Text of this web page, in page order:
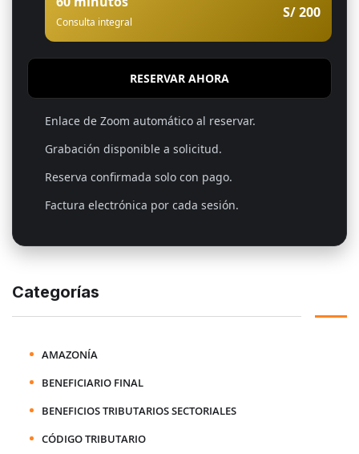
Consulta integral
S/ 200
RESERVAR AHORA
Enlace de Zoom automático al reservar.
Grabación disponible a solicitud.
Reserva confirmada solo con pago.
Factura electrónica por cada sesión.
Categorías
AMAZONÍA
BENEFICIARIO FINAL
BENEFICIOS TRIBUTARIOS SECTORIALES
CÓDIGO TRIBUTARIO